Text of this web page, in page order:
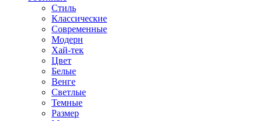
Стиль
Классические
Современные
Модерн
Хай-тек
Цвет
Белые
Венге
Светлые
Темные
Размер